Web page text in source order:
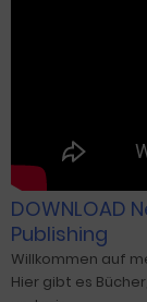
DOWNLOAD
Publishing
Willkommen auf
Hier gibt es